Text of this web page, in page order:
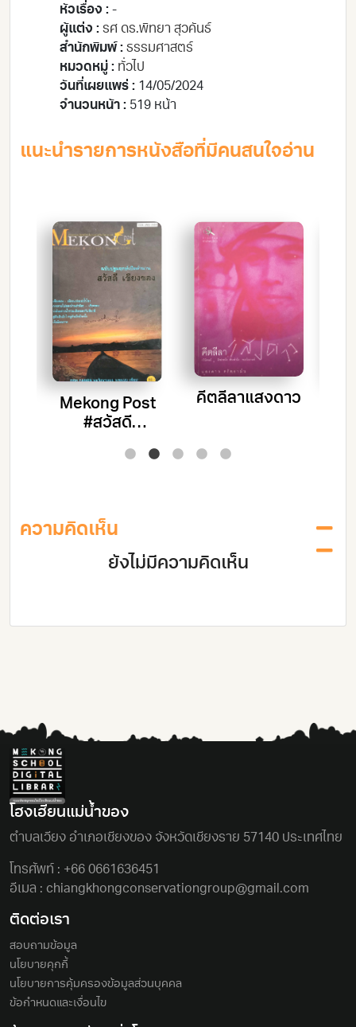
หัวเรื่อง : -
ผู้แต่ง : รศ ดร.พิทยา สุวคันธ์
สำนักพิมพ์ : ธรรมศาสตร์
หมวดหมู่ : ทั่วไป
วันที่เผยแพร่ : 14/05/2024
จำนวนหน้า : 519 หน้า
แนะนำรายการหนังสือที่มีคนสนใจอ่าน
Mekong Post
#สวัสดี
คีตลีลาแสงดาว
ความคิดเห็น
ยังไม่มีความคิดเห็น
โฮงเฮียนแม่นํ้าของ
ตําบลเวียง อําเภอเชียงของ จังหวัดเชียงราย 57140 ประเทศไทย
โทรศัพท์ : +66 0661636451
อีเมล : chiangkhongconservationgroup@gmail.com
ติดต่อเรา
สอบถามข้อมูล
นโยบายคุกกี้
นโยบายการคุ้มครองข้อมูลส่วนบุคคล
ข้อกำหนดและเงื่อนไข